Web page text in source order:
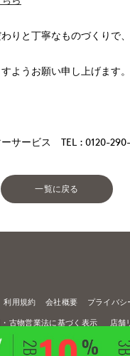
りと丁寧なものづくりで
ようお願い申し上げます。
サービス TEL : 0120-
一覧に戻る
利用規約 会社概要 プライバシ
古物営業法に基づく表示 店舗
© FLANDRE CO., LTD.